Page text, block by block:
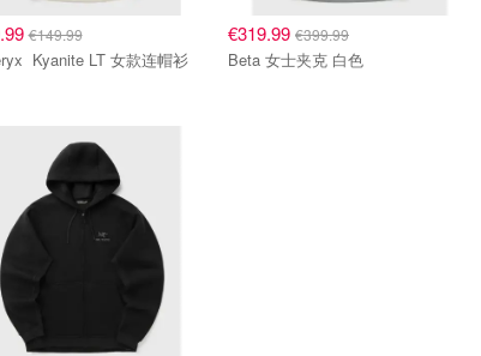
€149.99
款连帽衫
€319.99 €399.99
Beta 女士夹克 白色